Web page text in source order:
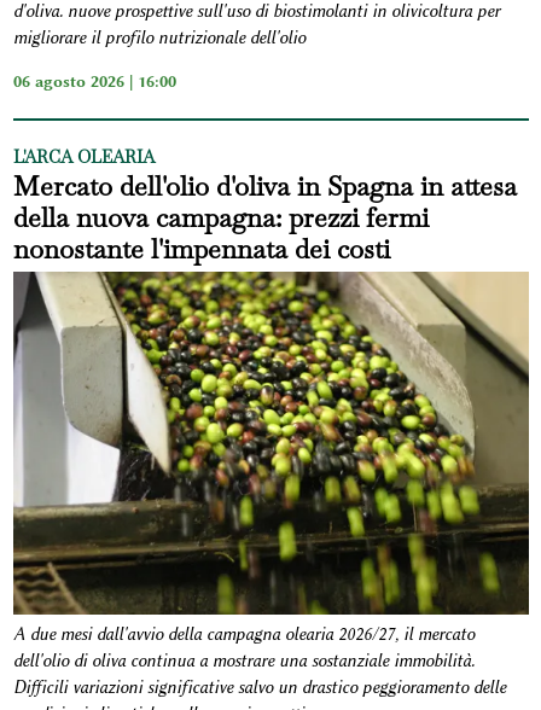
d'oliva. nuove prospettive sull'uso di biostimolanti in olivicoltura per
migliorare il profilo nutrizionale dell'olio
06 agosto 2026 | 16:00
L'ARCA OLEARIA
Mercato dell'olio d'oliva in Spagna in attesa
della nuova campagna: prezzi fermi
nonostante l'impennata dei costi
A due mesi dall'avvio della campagna olearia 2026/27, il mercato
dell'olio di oliva continua a mostrare una sostanziale immobilità.
Difficili variazioni significative salvo un drastico peggioramento delle